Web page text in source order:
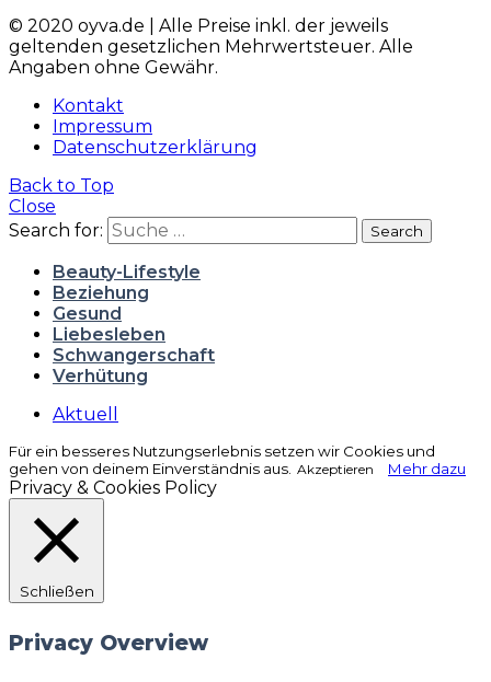
© 2020 oyva.de | Alle Preise inkl. der jeweils
geltenden gesetzlichen Mehrwertsteuer. Alle
Angaben ohne Gewähr.
Kontakt
Impressum
Datenschutzerklärung
Back to Top
Close
Search for:
Search
Beauty-Lifestyle
Beziehung
Gesund
Liebesleben
Schwangerschaft
Verhütung
Aktuell
Für ein besseres Nutzungserlebnis setzen wir Cookies und
gehen von deinem Einverständnis aus. Akzeptieren Mehr dazu
Privacy & Cookies Policy
Schließen
Privacy Overview